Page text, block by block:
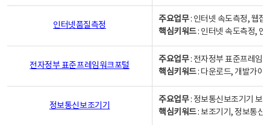
인터넷품질측정
주요업무: 인터넷 속도측정, 웹접
핵심키워드: 인터넷 속도측정, 인
전자정부 표준프레임워크포털
주요업무: 전자정부 표준프레임
핵심키워드: 다운로드, 개발가이
정보통신보조기기
주요업무: 정보통신보조기기 보
핵심키워드: 보조기기, 정보통신